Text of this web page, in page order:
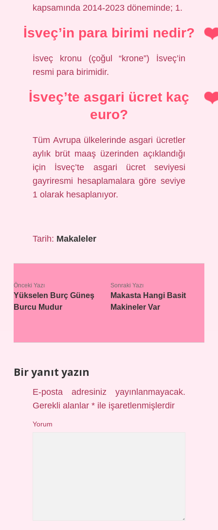
kapsamında 2014-2023 döneminde; 1.
İsveç’in para birimi nedir?
İsveç kronu (çoğul “krone”) İsveç’in
resmi para birimidir.
İsveç’te asgari ücret kaç
euro?
Tüm Avrupa ülkelerinde asgari ücretler
aylık brüt maaş üzerinden açıklandığı
için İsveç’te asgari ücret seviyesi
gayriresmi hesaplamalara göre seviye
1 olarak hesaplanıyor.
Tarih: Makaleler
Önceki Yazı
Yükselen Burç Güneş
Burcu Mudur
Sonraki Yazı
Makasta Hangi Basit
Makineler Var
Bir yanıt yazın
E-posta adresiniz yayınlanmayacak.
Gerekli alanlar* ile işaretlenmişlerdir
Yorum